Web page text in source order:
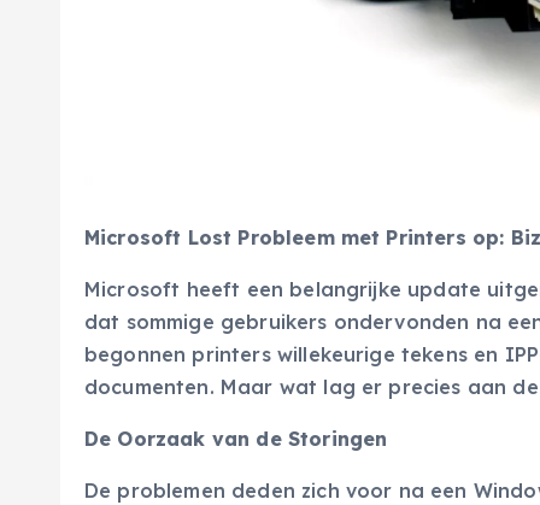
Microsoft Lost Probleem met Printers op:
Microsoft heeft een belangrijke update
dat sommige gebruikers ondervonden na
begonnen printers willekeurige tekens en
documenten. Maar wat lag er precies aan
De Oorzaak van de Storingen
De problemen deden zich voor na een